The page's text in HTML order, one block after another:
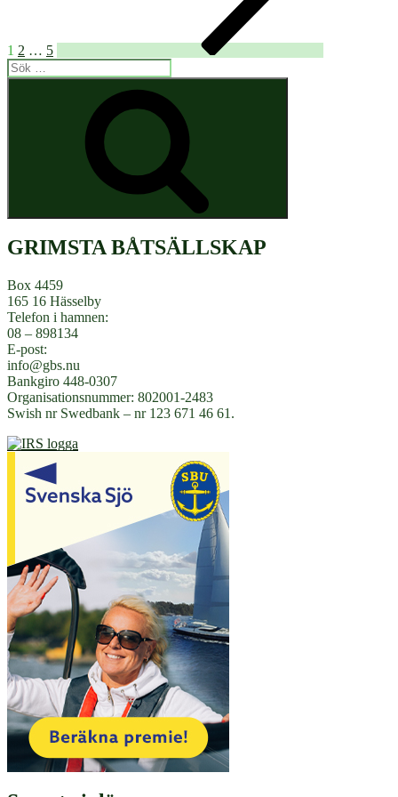
1 2 … 5
Sök
efter:
GRIMSTA BÅTSÄLLSKAP
Box 4459
165 16 Hässelby
Telefon i hamnen:
08 – 898134
E-post:
info@gbs.nu
Bankgiro 448-0307
Organisationsnummer: 802001-2483
Swish nr Swedbank – nr 123 671 46 61.